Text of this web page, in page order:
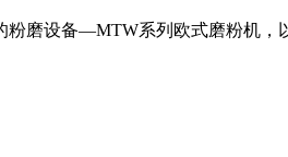
磨设备—MTW系列欧式磨粉机，